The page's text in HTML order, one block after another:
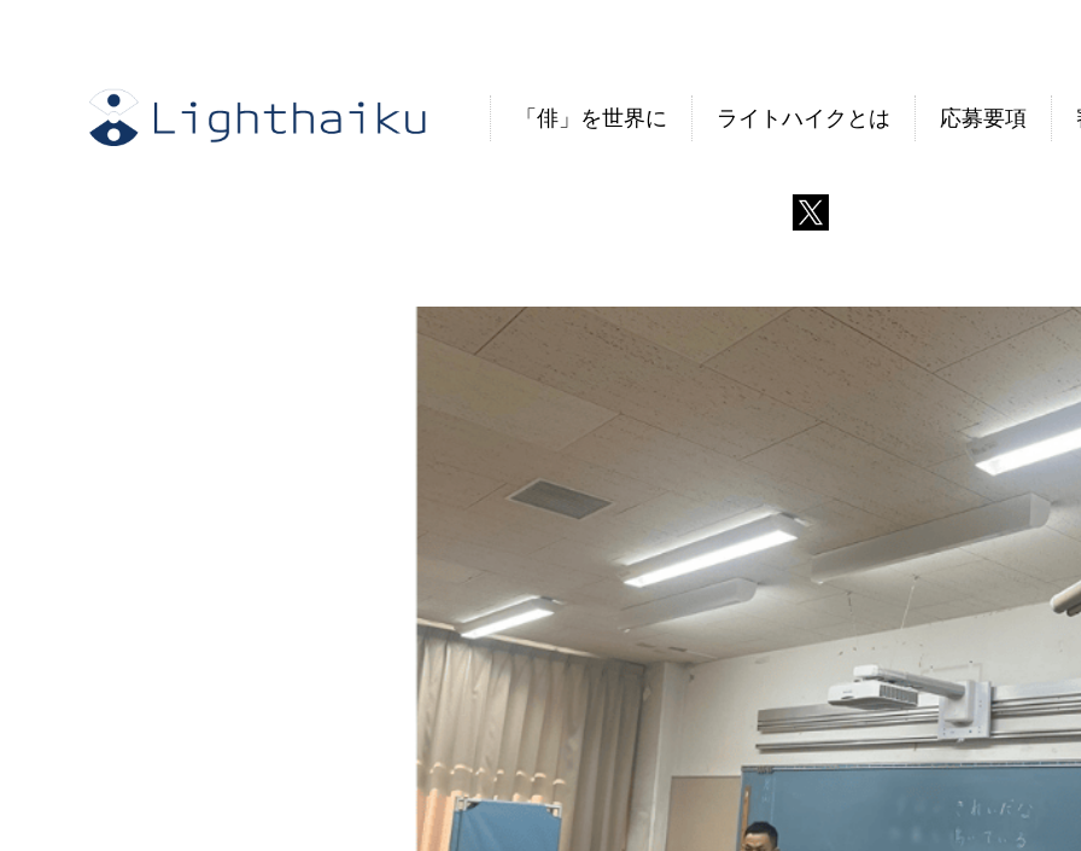
「俳」を世界に ライトハイクとは 応募要項